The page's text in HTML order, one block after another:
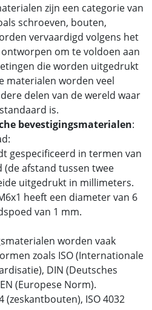
zijn een categorie van
schroeven, bouten,
vervaardigd volgens het
om te voldoen aan
die worden uitgedrukt
materialen worden veel
delen van de wereld waar
is.
bevestigingsmaterialen:
gespecificeerd in termen van
(de afstand tussen twee
uitgedrukt in millimeters.
heeft een diameter van 6
van 1 mm.
worden vaak
zoals ISO (Internationale
DIN (Deutsches
(Europese Norm).
(zeskantbouten), ISO 4032